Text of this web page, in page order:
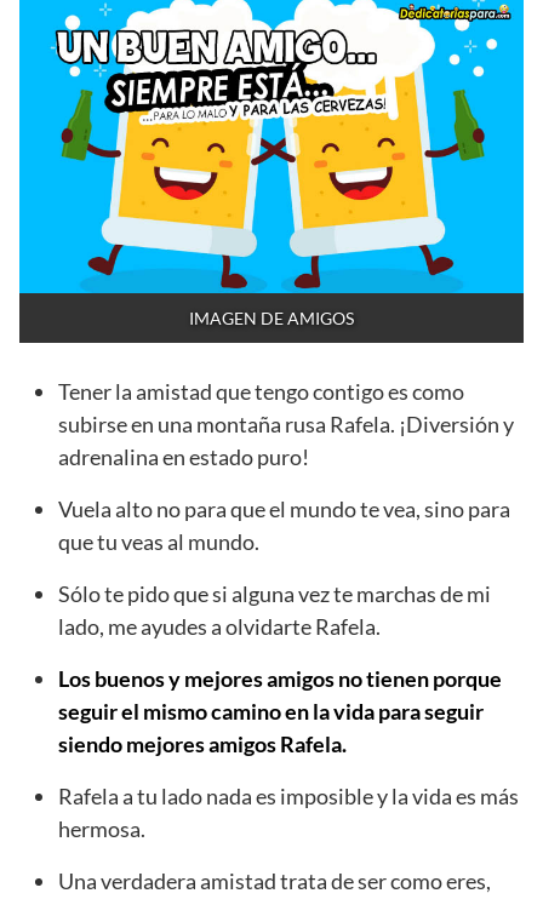
IMAGEN DE AMIGOS
Tener la amistad que tengo contigo es como
subirse en una montaña rusa Rafela. ¡Diversión y
adrenalina en estado puro!
Vuela alto no para que el mundo te vea, sino para
que tu veas al mundo.
Sólo te pido que si alguna vez te marchas de mi
lado, me ayudes a olvidarte Rafela.
Los buenos y mejores amigos no tienen porque
seguir el mismo camino en la vida para seguir
siendo mejores amigos Rafela.
Rafela a tu lado nada es imposible y la vida es más
hermosa.
Una verdadera amistad trata de ser como eres,